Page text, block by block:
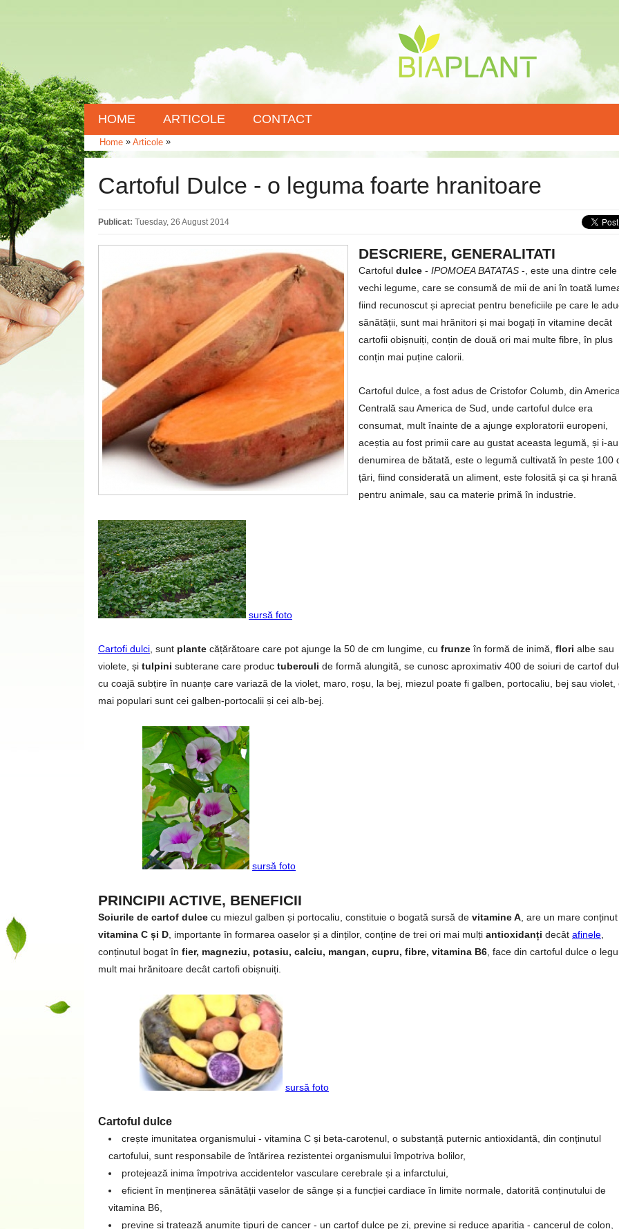
HOME ARTICOLE CONTACT
Home » Articole »
Cartoful Dulce - o leguma foarte hranitoare
Publicat: Tuesday, 26 August 2014
DESCRIERE, GENERALITATI
Cartoful dulce - IPOMOEA BATATAS -, este una dintre cele
vechi legume, care se consumă de mii de ani în toată
fiind recunoscut și apreciat pentru beneficiile pe care le
sănătății, sunt mai hrănitori și mai bogați în vitamine decât
cartofii obișnuiți, conțin de două ori mai multe fibre, în plus
conțin mai puține calorii.
Cartoful dulce, a fost adus de Cristofor Columb, din
Centrală sau America de Sud, unde cartoful dulce era
consumat, mult înainte de a ajunge exploratorii europeni,
aceștia au fost primii care au gustat aceasta legumă, și i-
denumirea de bătată, este o legumă cultivată în peste 100
țări, fiind considerată un aliment, este folosită și ca și hrană
pentru animale, sau ca materie primă în industrie.
sursă foto
Cartofi dulci , sunt plante cățărătoare care pot ajunge la 50 de cm lungime, cu frunze în formă de inimă, flori albe sau
violete, și tulpini subterane care produc tuberculi de formă alungită, se cunosc aproximativ 400 de soiuri de cartof
cu coajă subțire în nuanțe care variază de la violet, maro, roșu, la bej, miezul poate fi galben, portocaliu, bej sau violet,
mai populari sunt cei galben-portocalii și cei alb-bej.
sursă foto
PRINCIPII ACTIVE, BENEFICII
Soiurile de cartof dulce cu miezul galben și portocaliu, constituie o bogată sursă de vitamine A , are un mare
vitamina C și D , importante în formarea oaselor și a dinților, conține de trei ori mai mulți antioxidanți decât afinele
conținutul bogat în fier, magneziu, potasiu, calciu, mangan, cupru, fibre, vitamina B6 , face din cartoful dulce o
mult mai hrănitoare decât cartofi obișnuiți.
sursă foto
Cartoful dulce
crește imunitatea organismului - vitamina C și beta-carotenul, o substanță puternic antioxidantă, din conținutul
cartofului, sunt responsabile de întărirea rezistentei organismului împotriva bolilor,
protejează inima împotriva accidentelor vasculare cerebrale și a infarctului,
eficient în menținerea sănătății vaselor de sânge și a funcției cardiace în limite normale, datorită conținutului de
vitamina B6,
previne și tratează anumite tipuri de cancer - un cartof dulce pe zi, previne și reduce apariția - cancerul de colon,